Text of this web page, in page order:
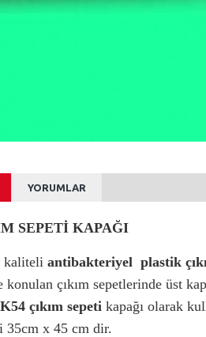
YORUMLAR
SEPETİ KAPAĞI
kaliteli antibakteriyel plastik
konulan çıkım sepetlerinde üst
çıkım sepeti kapağı olarak
35cm x 45 cm dir.